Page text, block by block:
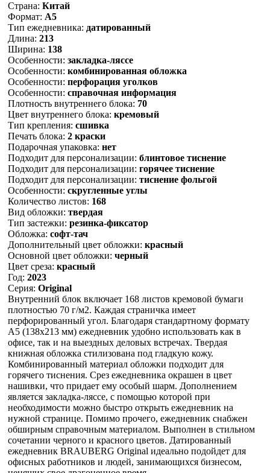
Страна: Китай
Формат: А5
Тип ежедневника: датированный
Длина: 213
Ширина: 138
Особенности: закладка-ляссе
Особенности: комбинированная обложка
Особенности: перфорация уголков
Особенности: справочная информация
Плотность внутреннего блока: 70
Цвет внутреннего блока: кремовый
Тип крепления: сшивка
Печать блока: 2 краски
Подарочная упаковка: нет
Подходит для персонализации: блинтовое тиснение
Подходит для персонализации: горячее тиснение
Подходит для персонализации: тиснение фольгой
Особенности: скругленные углы
Количество листов: 168
Вид обложки: твердая
Тип застежки: резинка-фиксатор
Обложка: софт-тач
Дополнительный цвет обложки: красный
Основной цвет обложки: черный
Цвет среза: красный
Год: 2023
Серия: Original
Внутренний блок включает 168 листов кремовой бумаги
плотностью 70 г/м2. Каждая страничка имеет
перфорированный угол. Благодаря стандартному формату
А5 (138х213 мм) ежедневник удобно использовать как в
офисе, так и на выездных деловых встречах. Твердая
книжная обложка стилизована под гладкую кожу.
Комбинированный материал обложки подходит для
горячего тиснения. Срез ежедневника окрашен в цвет
нашивки, что придает ему особый шарм. Дополнением
является закладка-ляссе, с помощью которой при
необходимости можно быстро открыть ежедневник на
нужной странице. Помимо прочего, ежедневник снабжен
обширным справочным материалом. Выполнен в стильном
сочетании черного и красного цветов. Датированный
ежедневник BRAUBERG Original идеально подойдет для
офисных работников и людей, занимающихся бизнесом,